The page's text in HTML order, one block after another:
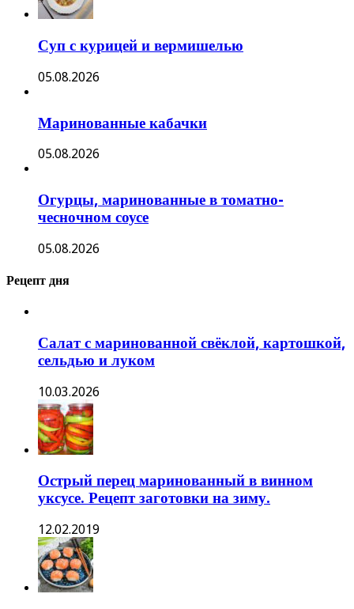
Суп с курицей и вермишелью
05.08.2026
Маринованные кабачки
05.08.2026
Огурцы, маринованные в томатно-
чесночном соусе
05.08.2026
Рецепт дня
Салат с маринованной свёклой, картошкой,
сельдью и луком
10.03.2026
Острый перец маринованный в винном
уксусе. Рецепт заготовки на зиму.
12.02.2019